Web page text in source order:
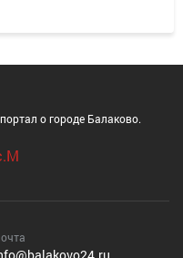
о городе Балаково.